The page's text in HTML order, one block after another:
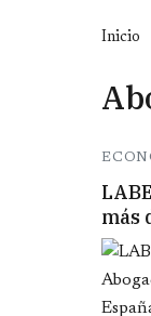
Inicio
más